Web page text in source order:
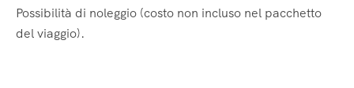
Possibilità di noleggio (costo non incluso nel pacchetto
del viaggio).